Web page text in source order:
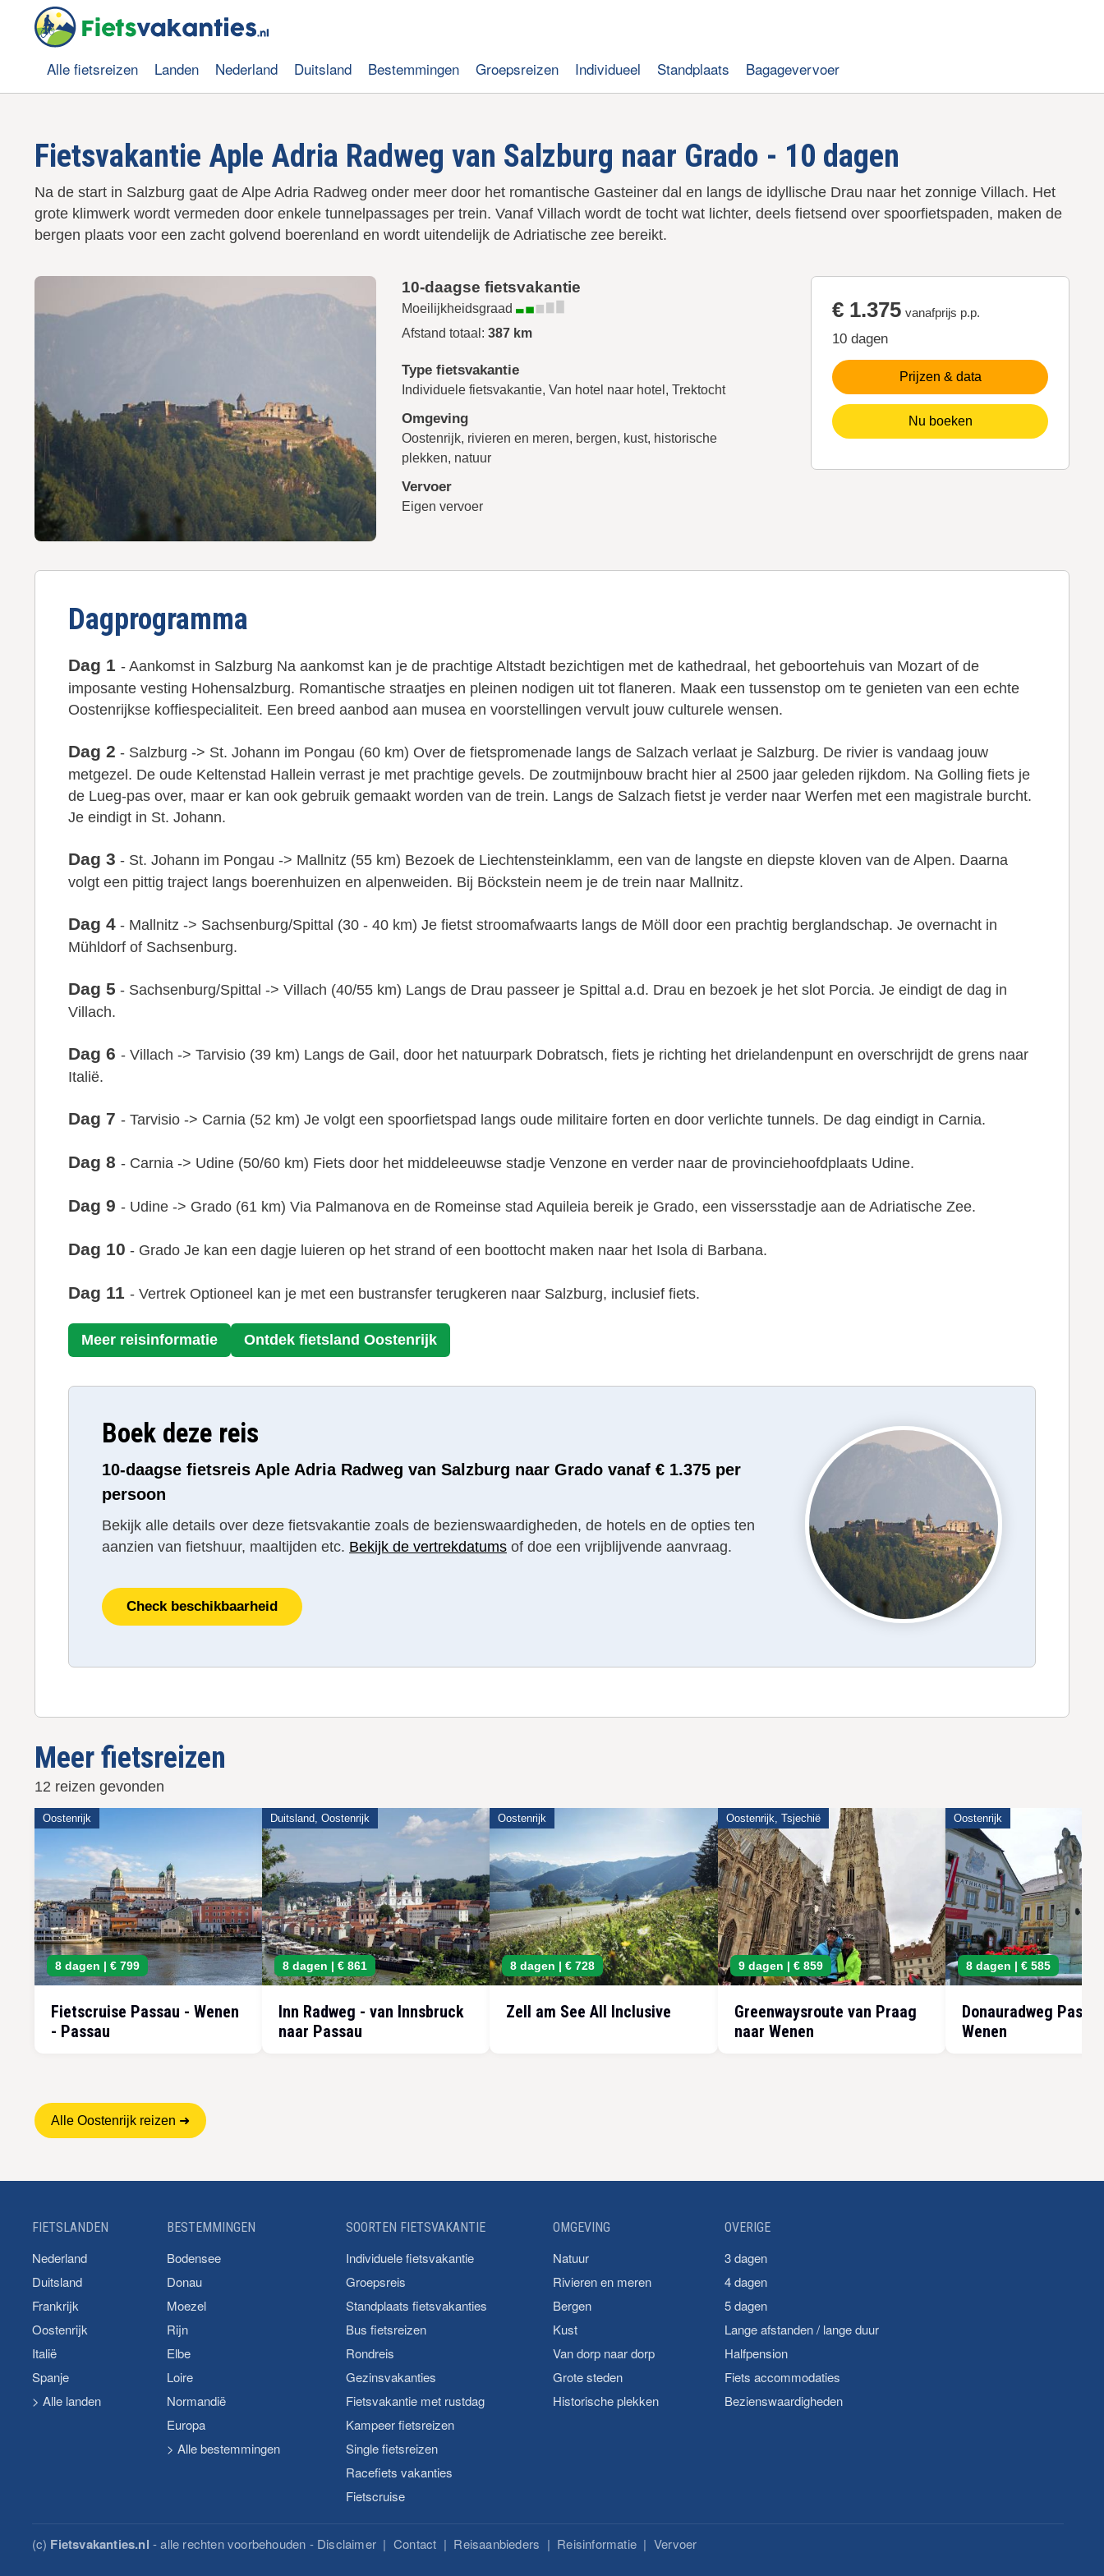
l
Hoofdnavigatie
Alle fietsreizen Landen Nederland Duitsland Bestemmingen Groepsreizen Individueel Standplaats Bagagevervoer
Fietsvakantie Aple Adria Radweg van Salzburg naar Grado - 10 dagen
Na de start in Salzburg gaat de Alpe Adria Radweg onder meer door het romantische Gasteiner dal en langs de idyllische Drau naar het zonnige Villach. Het
grote klimwerk wordt vermeden door enkele tunnelpassages per trein. Vanaf Villach wordt de tocht wat lichter, deels fietsend over spoorfietspaden, maken de
bergen plaats voor een zacht golvend boerenland en wordt uitendelijk de Adriatische zee bereikt.
10-daagse fietsvakantie
Moeilijkheidsgraad
Afstand totaal:387 km
Type fietsvakantie
Individuele fietsvakantie, Van hotel naar hotel, Trektocht
Omgeving
Oostenrijk, rivieren en meren, bergen, kust, historische
plekken, natuur
Vervoer
Eigen vervoer
€ 1.375 vanafprijs p.p.
10 dagen
Prijzen & data
Nu boeken
Dagprogramma
Dag 1 - Aankomst in Salzburg Na aankomst kan je de prachtige Altstadt bezichtigen met de kathedraal, het geboortehuis van Mozart of de
imposante vesting Hohensalzburg. Romantische straatjes en pleinen nodigen uit tot flaneren. Maak een tussenstop om te genieten van een echte
Oostenrijkse koffiespecialiteit. Een breed aanbod aan musea en voorstellingen vervult jouw culturele wensen.
Dag 2 - Salzburg -> St. Johann im Pongau (60 km) Over de fietspromenade langs de Salzach verlaat je Salzburg. De rivier is vandaag jouw
metgezel. De oude Keltenstad Hallein verrast je met prachtige gevels. De zoutmijnbouw bracht hier al 2500 jaar geleden rijkdom. Na Golling fiets je
de Lueg-pas over, maar er kan ook gebruik gemaakt worden van de trein. Langs de Salzach fietst je verder naar Werfen met een magistrale burcht.
Je eindigt in St. Johann.
Dag 3 - St. Johann im Pongau -> Mallnitz (55 km) Bezoek de Liechtensteinklamm, een van de langste en diepste kloven van de Alpen. Daarna
volgt een pittig traject langs boerenhuizen en alpenweiden. Bij Böckstein neem je de trein naar Mallnitz.
Dag 4 - Mallnitz -> Sachsenburg/Spittal (30 - 40 km) Je fietst stroomafwaarts langs de Möll door een prachtig berglandschap. Je overnacht in
Mühldorf of Sachsenburg.
Dag 5 - Sachsenburg/Spittal -> Villach (40/55 km) Langs de Drau passeer je Spittal a.d. Drau en bezoek je het slot Porcia. Je eindigt de dag in
Villach.
Dag 6 - Villach -> Tarvisio (39 km) Langs de Gail, door het natuurpark Dobratsch, fiets je richting het drielandenpunt en overschrijdt de grens naar
Italië.
Dag 7 - Tarvisio -> Carnia (52 km) Je volgt een spoorfietspad langs oude militaire forten en door verlichte tunnels. De dag eindigt in Carnia.
Dag 8 - Carnia -> Udine (50/60 km) Fiets door het middeleeuwse stadje Venzone en verder naar de provinciehoofdplaats Udine.
Dag 9 - Udine -> Grado (61 km) Via Palmanova en de Romeinse stad Aquileia bereik je Grado, een vissersstadje aan de Adriatische Zee.
Dag 10 - Grado Je kan een dagje luieren op het strand of een boottocht maken naar het Isola di Barbana.
Dag 11 - Vertrek Optioneel kan je met een bustransfer terugkeren naar Salzburg, inclusief fiets.
Meer reisinformatie Ontdek fietsland Oostenrijk
Boek deze reis
10-daagse fietsreis Aple Adria Radweg van Salzburg naar Grado vanaf € 1.375 per
persoon
Bekijk alle details over deze fietsvakantie zoals de bezienswaardigheden, de hotels en de opties ten
aanzien van fietshuur, maaltijden etc. Bekijk de vertrekdatums of doe een vrijblijvende aanvraag.
Check beschikbaarheid
Meer fietsreizen
12 reizen gevonden
8 dagen | € 799
Fietscruise Passau - Wenen
- Passau
Oostenrijk
8 dagen |€ 861
Inn Radweg - van Innsbruck
naar Passau
Duitsland, Oostenrijk
8 dagen |€ 728
Zell am See All Inclusive
Oostenrijk
9 dagen | € 859
Greenwaysroute van Praag
naar Wenen
Oostenrijk, Tsjechië
8 dagen | € 585
Donauradweg
Wenen
Oostenrijk
Alle Oostenrijk reizen ➜
FIETSLANDEN
Nederland
Duitsland
Frankrijk
Oostenrijk
Italië
Spanje
> Alle landen
BESTEMMINGEN
Bodensee
Donau
Moezel
Rijn
Elbe
Loire
Normandië
Europa
> Alle bestemmingen
SOORTEN FIETSVAKANTIE
Individuele fietsvakantie
Groepsreis
Standplaats fietsvakanties
Bus fietsreizen
Rondreis
Gezinsvakanties
Fietsvakantie met rustdag
Kampeer fietsreizen
Single fietsreizen
Racefiets vakanties
Fietscruise
OMGEVING
Natuur
Rivieren en meren
Bergen
Kust
Van dorp naar dorp
Grote steden
Historische plekken
OVERIGE
3 dagen
4 dagen
5 dagen
Lange afstanden / lange duur
Halfpension
Fiets accommodaties
Bezienswaardigheden
(c) Fietsvakanties.nl - alle rechten voorbehouden - Disclaimer| Contact | Reisaanbieders | Reisinformatie| Vervoer